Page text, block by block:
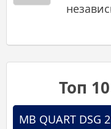
Топ
MB QUART DSG